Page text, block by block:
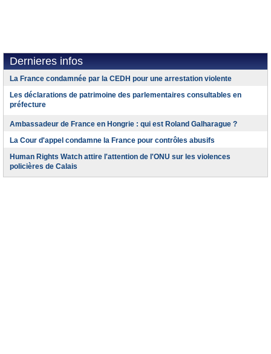
Dernieres infos
La France condamnée par la CEDH pour une arrestation violente
Les déclarations de patrimoine des parlementaires consultables en
préfecture
Ambassadeur de France en Hongrie : qui est Roland Galharague ?
La Cour d'appel condamne la France pour contrôles abusifs
Human Rights Watch attire l'attention de l'ONU sur les violences
policières de Calais